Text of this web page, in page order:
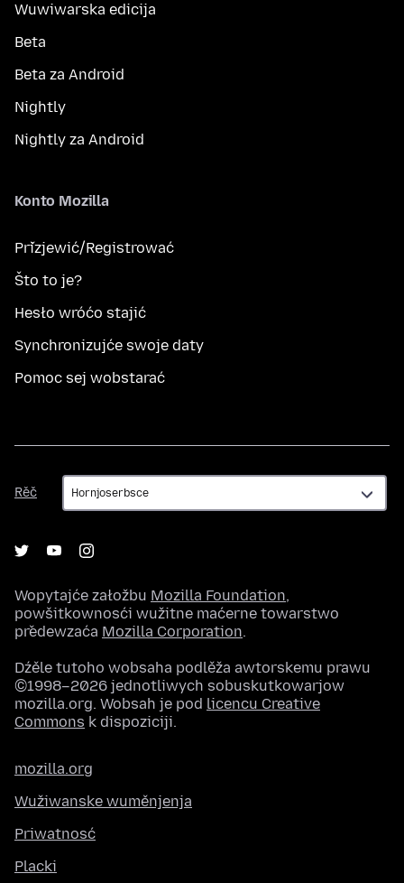
Wuwiwarska edicija
Beta
Beta za Android
Nightly
Nightly za Android
Konto Mozilla
Přizjewić/Registrować
Što to je?
Hesło wróćo stajić
Synchronizujće swoje daty
Pomoc sej wobstarać
Rěč
Rěč
Wopytajće załožbu Mozilla Foundation,
powšitkownosći wužitne maćerne towarstwo
předewzaća Mozilla Corporation.
Dźěle tutoho wobsaha podlěža awtorskemu prawu
©1998–2026 jednotliwych sobuskutkowarjow
mozilla.org. Wobsah je pod licencu Creative
Commons k dispoziciji.
mozilla.org
Wužiwanske wuměnjenja
Priwatnosć
Placki